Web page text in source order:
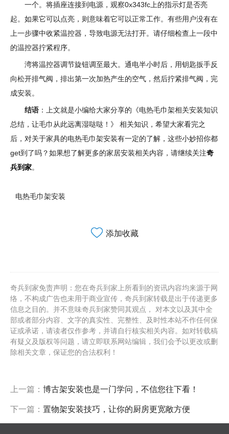
一个。将插座连接到电源，观察0x343fc上的指示灯是否亮
起。如果它可以点亮，则意味着它可以正常工作。有些用户没有在
上一步骤中收紧温控器，导致电源无法打开。请仔细检查上一段中
的温控器拧紧程序。
湾将温控器调节旋钮调至最大。通电半小时后，用钥匙扳手反
向松开排气阀，排出第一次加热产生的空气，然后拧紧排气阀，完
成安装。
结语 ：上文就是小编给大家分享的《电热毛巾架相关安装知识
总结，让毛巾从此远离湿哒哒！》 相关知识，希望大家看完之
后，对关于家具的电热毛巾架安装有一定的了解，这些小妙招你都
get到了吗？如果想了解更多的家居安装相关内容，请继续关注奇
兵到家。
电热毛巾架安装
添加收藏
奇兵到家免责声明：您在奇兵到家上所看到的资讯内容均来源于网
络，不构成广告也未用于商业宣传，奇兵到家转载是出于传递更多
信息之目的。并不意味奇兵到家赞同其观点， 对本文以及其中全
部或者部分内容、文字的真实性、完整性、及时性本站不作任何保
证或承诺，请读者仅作参考，并请自行核实相关内容。如对转载稿
有疑义及版权等问题，请立即联系网站编辑，我们会予以更改或删
除相关文章，保证您的合法权利！
上一篇： 博古架安装也是一门学问，不信您往下看！
下一篇： 置物架安装技巧，让你的厨房更宽敞方便